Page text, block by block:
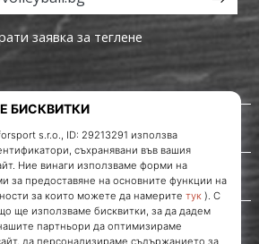
заявка за теглене